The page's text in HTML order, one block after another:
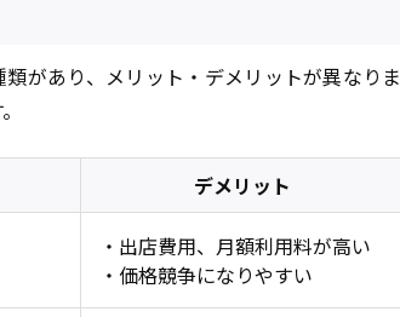
があり、メリット・デメリットが異なりま
デメリット
・出店費用、月額利用料が高い
・価格競争になりやすい